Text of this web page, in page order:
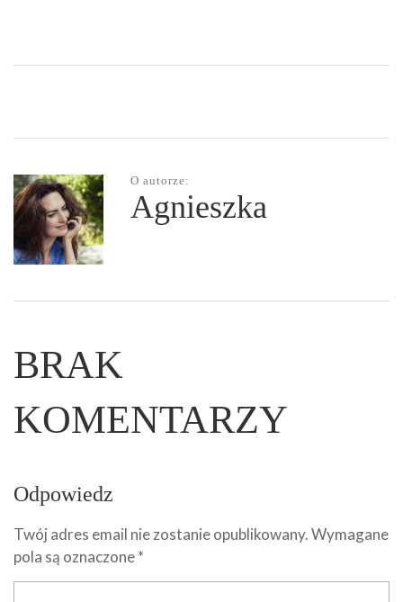
O autorze:
Agnieszka
BRAK
KOMENTARZY
Odpowiedz
Twój adres email nie zostanie opublikowany.Wymagane
pola są oznaczone*